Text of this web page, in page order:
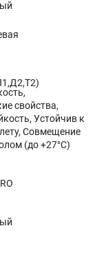
34
43
свойства,
Устойчив к
Совмещение
(до +27°С)